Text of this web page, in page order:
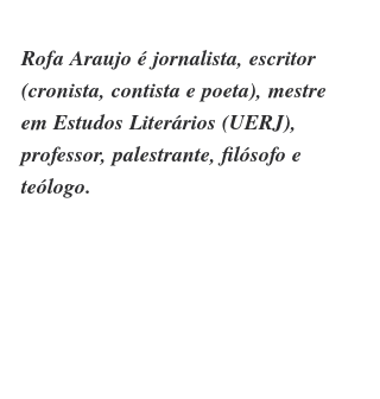
Rofa Araujo é jornalista, escritor
(cronista, contista e poeta), mestre
em Estudos Literários (UERJ),
professor, palestrante, filósofo e
teólogo.